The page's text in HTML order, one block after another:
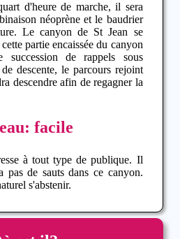
d'heure de marche, il sera
néoprène et le baudrier
Le canyon de St Jean se
partie encaissée du canyon
succession de rappels sous
descente, le parcours rejoint
descendre afin de regagner la
facile
à tout type de publique. Il
de sauts dans ce canyon.
s'abstenir.